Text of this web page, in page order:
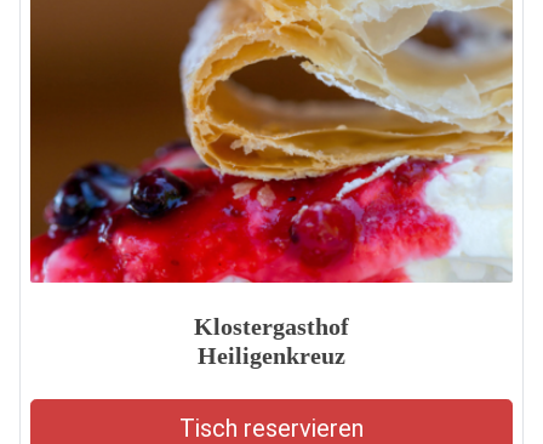
Klostergasthof
Heiligenkreuz
Tisch reservieren